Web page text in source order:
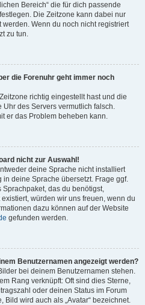
Bereich“ die für dich passende
Die Zeitzone kann dabei nur
Wenn du noch nicht registriert
zu tun.
die Forenuhr geht immer noch
richtig eingestellt hast und die
Uhr des Servers vermutlich falsch.
er das Problem beheben kann.
nicht zur Auswahl!
deine Sprache nicht installiert
deine Sprache übersetzt. Frage ggf.
das du benötigst,
würden wir uns freuen, wenn du
dazu können auf der Website
gefunden werden.
Benutzernamen angezeigt werden?
bei deinem Benutzernamen stehen.
Rang verknüpft: Oft sind dies Sterne,
oder deinen Status im Forum
wird auch als „Avatar“ bezeichnet.